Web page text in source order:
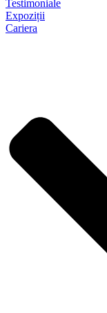
Testimoniale
Expoziții
Cariera